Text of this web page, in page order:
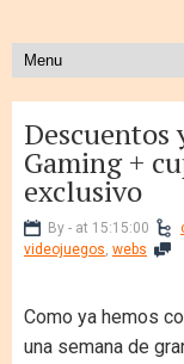
Descuentos
Gaming +
exclusivo
By - at 15:15:00
videojuegos, webs
Como ya hemos
una semana de